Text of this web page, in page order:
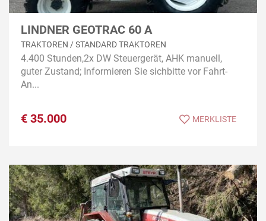
LINDNER GEOTRAC 60 A
TRAKTOREN / STANDARD TRAKTOREN
4.400 Stunden,2x DW Steuergerät, AHK manuell,
guter Zustand; Informieren Sie sichbitte vor Fahrt-
An...
€ 35.000 MERKLISTE